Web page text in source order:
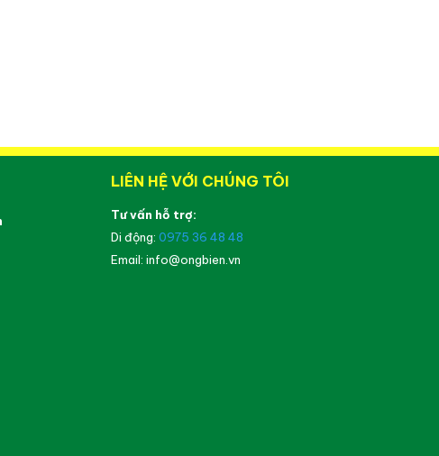
LIÊN HỆ VỚI CHÚNG TÔI
Tư vấn hỗ trợ:
Di động: 0975 36 48 48
Email: info@ongbien.vn